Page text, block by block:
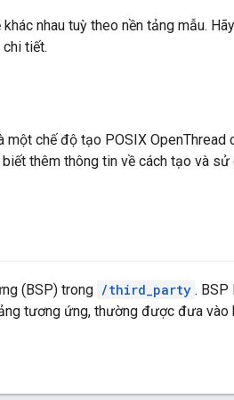
nhau tuỳ theo nền tảng mẫu.
tiết.
một chế độ tạo POSIX
thêm thông tin về cách tạo và sử
(BSP) trong /third_party . BSP
tương ứng, thường được đưa vào